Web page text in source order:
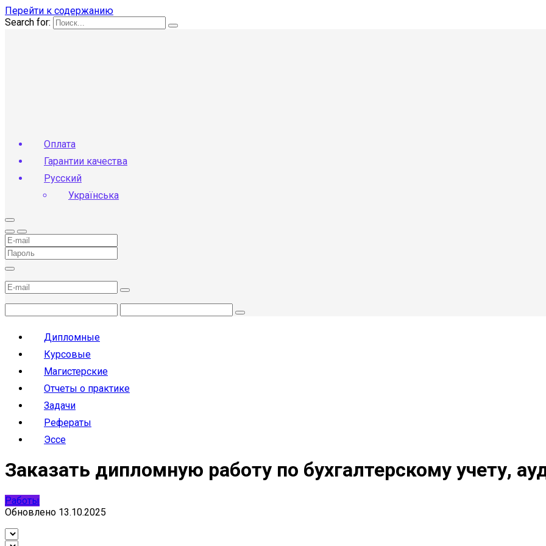
Перейти к содержанию
Search for:
Оплата
Гарантии качества
Русский
Українська
Дипломные
Курсовые
Магистерские
Отчеты о практике
Задачи
Рефераты
Эссе
Заказать дипломную работу по бухгалтерскому учету,
Работы
Обновлено 13.10.2025